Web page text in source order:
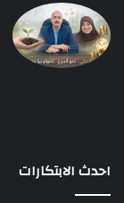
احدث الابتكارات